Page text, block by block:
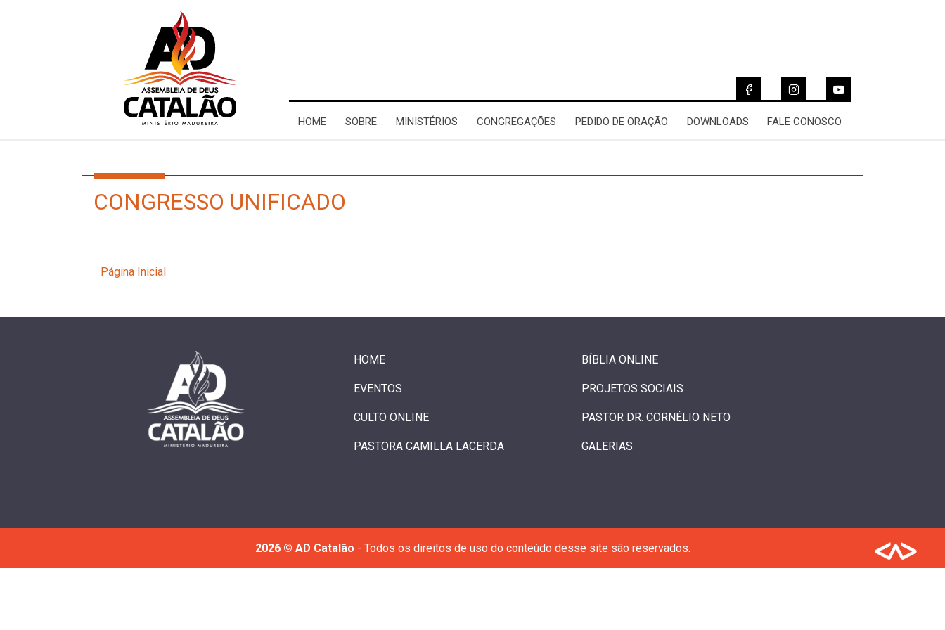
HOME SOBRE MINISTÉRIOS CONGREGAÇÕES PEDIDO DE ORAÇÃO DOWNLOADS FALE CONOSCO
CONGRESSO UNIFICADO
Página Inicial
HOME BÍBLIA ONLINE
EVENTOS PROJETOS SOCIAIS
CULTO ONLINE PASTOR DR. CORNÉLIO NETO
PASTORA CAMILLA LACERDA GALERIAS
2026 © AD Catalão - Todos os direitos de uso do conteúdo desse site são reservados.